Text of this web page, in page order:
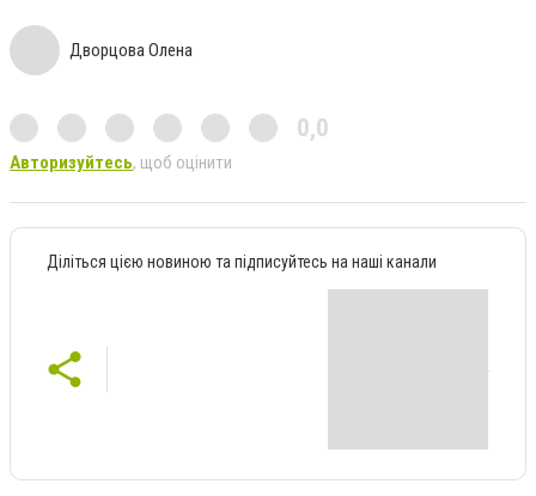
Дворцова Олена
0,0
Авторизуйтесь, щоб оцінити
Діліться цією новиною та підписуйтесь на наші канали